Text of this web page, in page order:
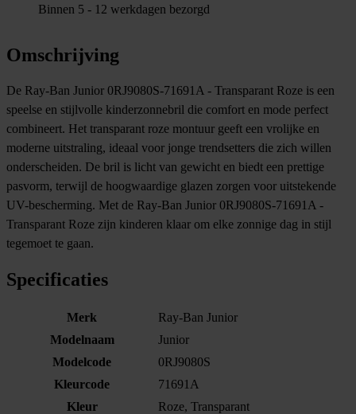
Binnen 5 - 12 werkdagen bezorgd
Omschrijving
De Ray-Ban Junior 0RJ9080S-71691A - Transparant Roze is een
speelse en stijlvolle kinderzonnebril die comfort en mode perfect
combineert. Het transparant roze montuur geeft een vrolijke en
moderne uitstraling, ideaal voor jonge trendsetters die zich willen
onderscheiden. De bril is licht van gewicht en biedt een prettige
pasvorm, terwijl de hoogwaardige glazen zorgen voor uitstekende
UV-bescherming. Met de Ray-Ban Junior 0RJ9080S-71691A -
Transparant Roze zijn kinderen klaar om elke zonnige dag in stijl
tegemoet te gaan.
Specificaties
Merk
Ray-Ban Junior
Modelnaam
Junior
Modelcode
0RJ9080S
Kleurcode
71691A
Kleur
Roze, Transparant